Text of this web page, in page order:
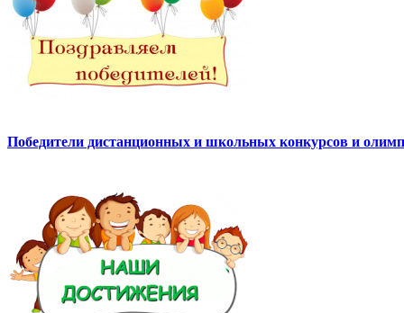
Победители дистанционных и школьных конкурсов и